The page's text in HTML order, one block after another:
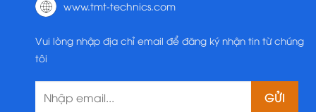
www.tmt-technics.com
Vui lòng nhập địa chỉ email để đăng ký nhận tin từ chúng
tôi